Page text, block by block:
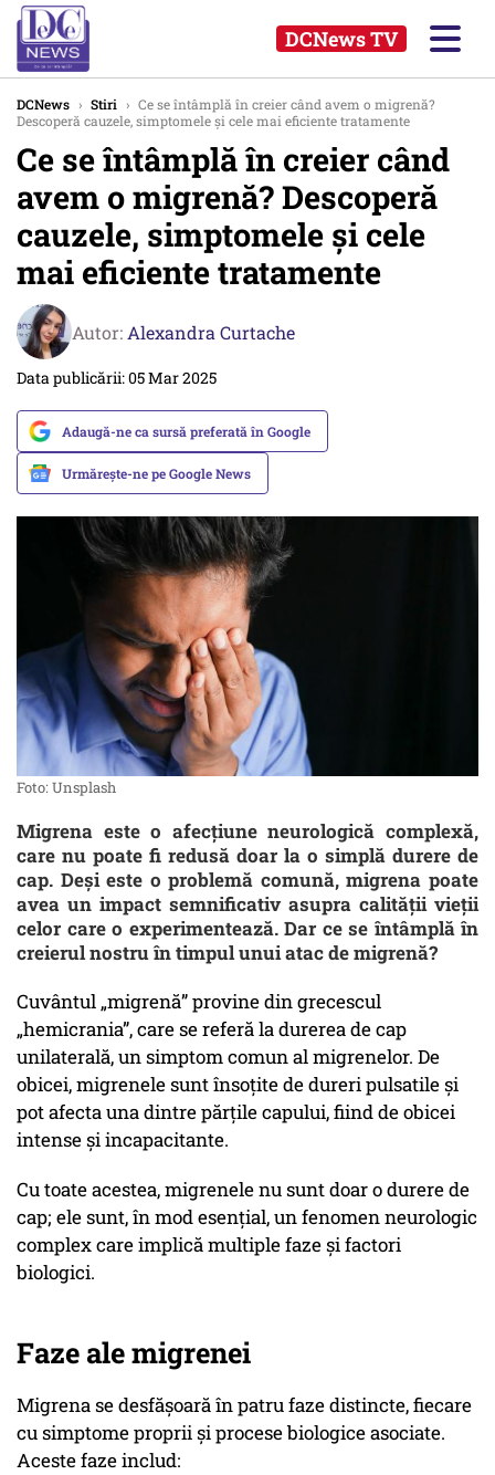
DCNews TV
DCNews › Stiri › Ce se întâmplă în creier când avem o migrenă?
Descoperă cauzele, simptomele și cele mai eficiente tratamente
Ce se întâmplă în creier când
avem o migrenă? Descoperă
cauzele, simptomele și cele
mai eficiente tratamente
Autor: Alexandra Curtache
Data publicării: 05 Mar 2025
Adaugă-ne ca sursă preferată în Google
Urmărește-ne pe Google News
Foto: Unsplash
Migrena este o afecțiune neurologică complexă,
care nu poate fi redusă doar la o simplă durere de
cap. Deși este o problemă comună, migrena poate
avea un impact semnificativ asupra calității vieții
celor care o experimentează. Dar ce se întâmplă în
creierul nostru în timpul unui atac de migrenă?
Cuvântul „migrenă” provine din grecescul
„hemicrania”, care se referă la durerea de cap
unilaterală, un simptom comun al migrenelor. De
obicei, migrenele sunt însoțite de dureri pulsatile și
pot afecta una dintre părțile capului, fiind de obicei
intense și incapacitante.
Cu toate acestea, migrenele nu sunt doar o durere de
cap; ele sunt, în mod esențial, un fenomen neurologic
complex care implică multiple faze și factori
biologici.
Faze ale migrenei
Migrena se desfășoară în patru faze distincte, fiecare
cu simptome proprii și procese biologice asociate.
Aceste faze includ: